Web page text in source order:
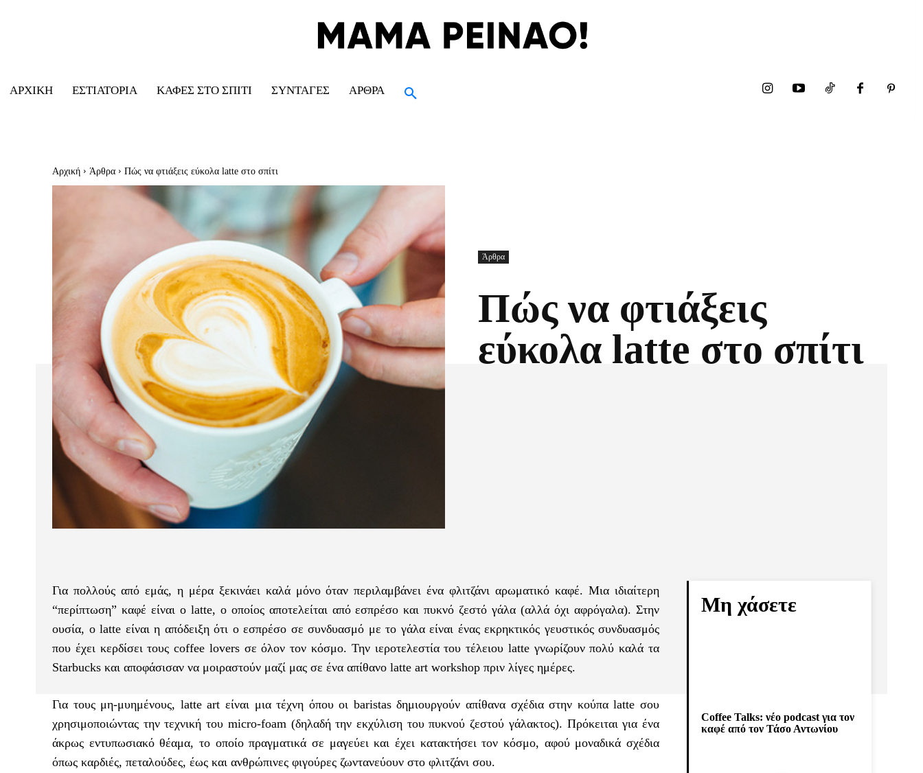
ΑΡΧΙΚΉ ΕΣΤΙΑΤΌΡΙΑ ΚΑΦΈΣ ΣΤΟ ΣΠΊΤΙ ΣΥΝΤΑΓΈΣ ΆΡΘΡΑ
Αρχική Άρθρα Πώς να φτιάξεις εύκολα latte στο σπίτι
Άρθρα
Πώς να φτιάξεις
εύκολα latte στο σπίτι
Για πολλούς από εμάς, η μέρα ξεκινάει καλά μόνο όταν περιλαμβάνει ένα φλιτζάνι αρωματικό καφέ. Μια ιδιαίτερη
“περίπτωση” καφέ είναι ο latte, ο οποίος αποτελείται από εσπρέσο και πυκνό ζεστό γάλα (αλλά όχι αφρόγαλα). Στην
ουσία, ο latte είναι η απόδειξη ότι ο εσπρέσο σε συνδυασμό με το γάλα είναι ένας εκρηκτικός γευστικός συνδυασμός
που έχει κερδίσει τους coffee lovers σε όλον τον κόσμο. Την ιεροτελεστία του τέλειου latte γνωρίζουν πολύ καλά τα
Starbucks και αποφάσισαν να μοιραστούν μαζί μας σε ένα απίθανο latte art workshop πριν λίγες ημέρες.
Για τους μη-μυημένους, latte art είναι μια τέχνη όπου οι baristas δημιουργούν απίθανα σχέδια στην κούπα latte σου
χρησιμοποιώντας την τεχνική του micro-foam (δηλαδή την εκχύλιση του πυκνού ζεστού γάλακτος). Πρόκειται για ένα
άκρως εντυπωσιακό θέαμα, το οποίο πραγματικά σε μαγεύει και έχει κατακτήσει τον κόσμο, αφού μοναδικά σχέδια
όπως καρδιές, πεταλούδες, έως και ανθρώπινες φιγούρες ζωντανεύουν στο φλιτζάνι σου.
Μη χάσετε
Coffee Talks: νέο podcast για τον
καφέ από τον Τάσο Αντωνίου